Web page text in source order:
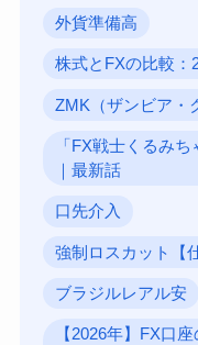
外貨準備高
株式とFXの比較：
ZMK（ザンビア・
「FX戦士くるみ
｜最新話
口先介入
強制ロスカット【
ブラジルレアル安
【2026年】FX口